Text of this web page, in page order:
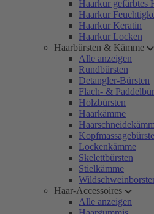
Haarkur gefärbtes
Haarkur
Haarkur Keratin
Haarkur Locken
Haarbürsten & Kämme
Alle anzeigen
Rundbürsten
Detangler-Bürsten
Flach- &
Holzbürsten
Haarkämme
Lockenkämme
Skelettbürsten
Stielkämme
Haar-Accessoires
Alle anzeigen